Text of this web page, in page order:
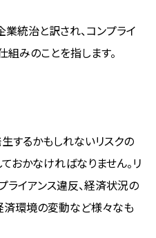
統治と訳され、コンプライ
みのことを指します。
するかもしれないリスクの
おかなければなりません。リ
ライアンス違反、経済状況の
済環境の変動など様々なも